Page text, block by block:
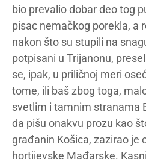
bio prevalio dobar deo tog
pisac nemačkog porekla, a
nakon što su stupili na
potpisani u Trijanonu,
se, ipak, u priličnoj meri
tome, ili baš zbog toga,
svetlim i tamnim stranama
da pišu onakvu prozu kao
građanin Košica, zazirao je
hortijevske Mađarske.